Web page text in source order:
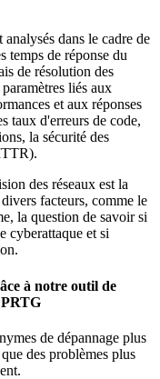
dans le cadre de
temps de réponse du
de résolution des
liés aux
et aux réponses
taux d'erreurs de code,
la sécurité des
des réseaux est la
facteurs, comme le
la question de savoir si
cyberattaque et si
à notre outil de
de dépannage plus
des problèmes plus